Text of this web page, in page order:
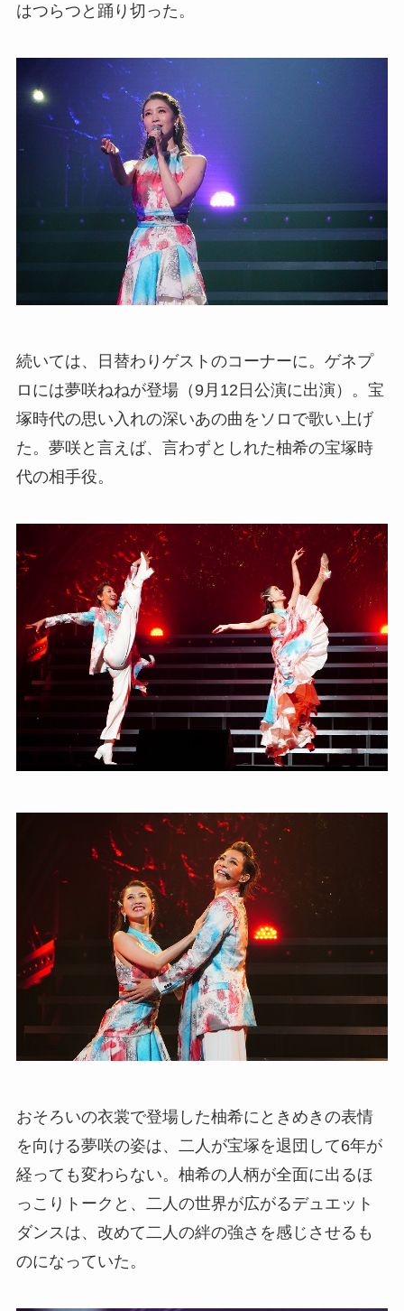
はつらつと踊り切った。
続いては、日替わりゲストのコーナーに。ゲネプ
ロには夢咲ねねが登場（9月12日公演に出演）。宝
塚時代の思い入れの深いあの曲をソロで歌い上げ
た。夢咲と言えば、言わずとしれた柚希の宝塚時
代の相手役。
おそろいの衣裳で登場した柚希にときめきの表情
を向ける夢咲の姿は、二人が宝塚を退団して6年が
経っても変わらない。柚希の人柄が全面に出るほ
っこりトークと、二人の世界が広がるデュエット
ダンスは、改めて二人の絆の強さを感じさせるも
のになっていた。